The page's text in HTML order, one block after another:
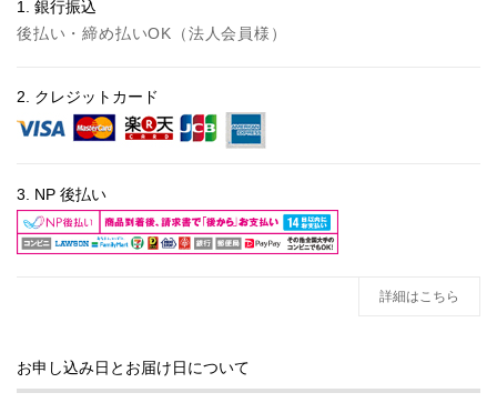
1. 銀行振込
後払い・締め払いOK（法人会員様）
2. クレジットカード
3. NP 後払い
詳細はこちら
お申し込み日とお届け日について